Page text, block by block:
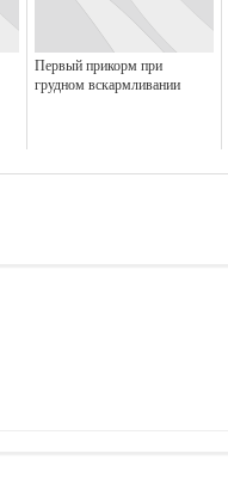
Первый прикорм при
грудном вскармливании